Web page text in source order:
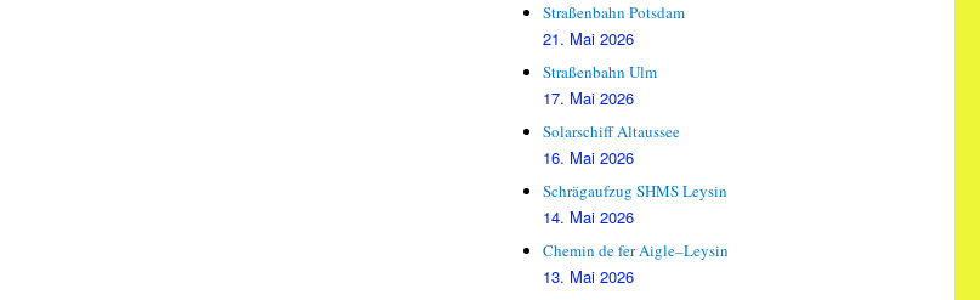
Straßenbahn Potsdam
21. Mai 2026
Straßenbahn Ulm
17. Mai 2026
Solarschiff Altaussee
16. Mai 2026
Schrägaufzug SHMS Leysin
14. Mai 2026
Chemin de fer Aigle–Leysin
13. Mai 2026